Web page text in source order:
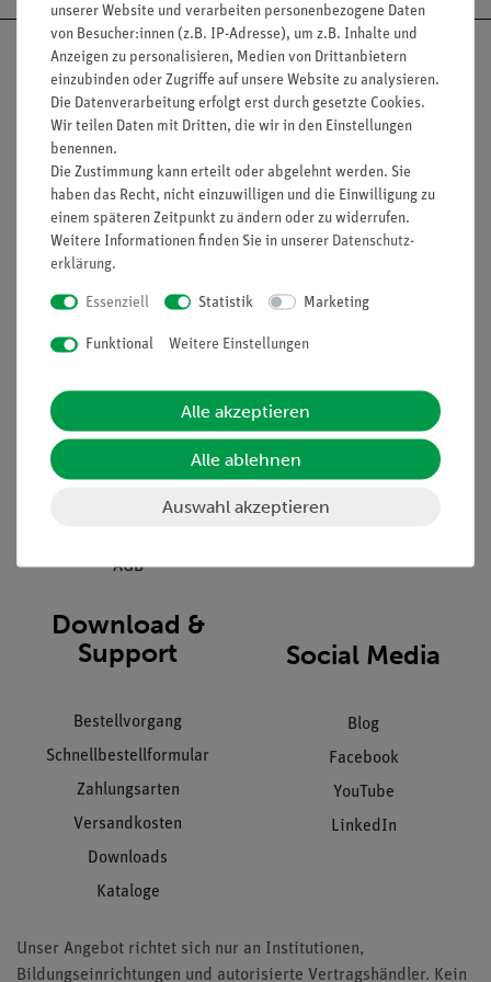
Nach oben
Informationen
Unternehmen
Stellenangebote
Kontakt
Hinweisgeberschutz
Datenschutz
AGB
Service
Übersicht Service
Einräumservice
Inbetriebnahme & Schulungen
Download &
Support
Bestellvorgang
Schnellbestellformular
Zahlungsarten
Versandkosten
Downloads
Kataloge
Social Media
Blog
Facebook
YouTube
LinkedIn
Unser Angebot richtet sich nur an Institutionen,
Bildungseinrichtungen und autorisierte Vertragshändler. Kein
unserer Website und verarbeiten personenbezogene Daten
von Besucher:innen (z.B. IP-Adresse), um z.B. Inhalte und
Anzeigen zu personalisieren, Medien von Drittanbietern
einzubinden oder Zugriffe auf unsere Website zu analysieren.
Die Datenverarbeitung erfolgt erst durch gesetzte Cookies.
Wir teilen Daten mit Dritten, die wir in den Einstellungen
benennen.
Die Zustimmung kann erteilt oder abgelehnt werden. Sie
haben das Recht, nicht einzuwilligen und die Einwilligung zu
einem späteren Zeitpunkt zu ändern oder zu widerrufen.
Weitere Informationen finden Sie in unserer Daten­schutz­
erklärung.
Essenziell Statistik Marketing
Funktional Weitere Einstellungen
Alle akzeptieren
Alle ablehnen
Auswahl akzeptieren